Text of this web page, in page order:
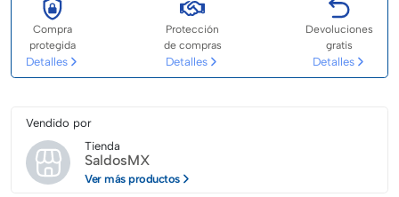
Compra
protegida
Detalles
Protección
de compras
Detalles
Devoluciones
gratis
Detalles
Vendido por
Tienda
SaldosMX
Ver más productos